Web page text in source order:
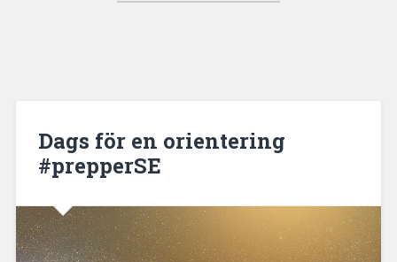
Dags för en orientering
#prepperSE